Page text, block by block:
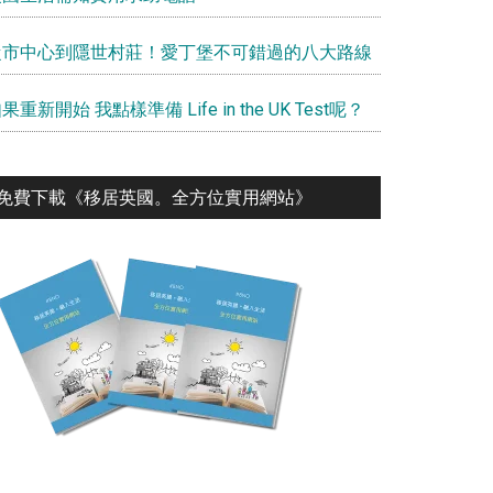
中心到隱世村莊！愛丁堡不可錯過的八大路線
重新開始 我點樣準備 Life in the UK Test呢？
費下載《移居英國。全⽅位實⽤網站》